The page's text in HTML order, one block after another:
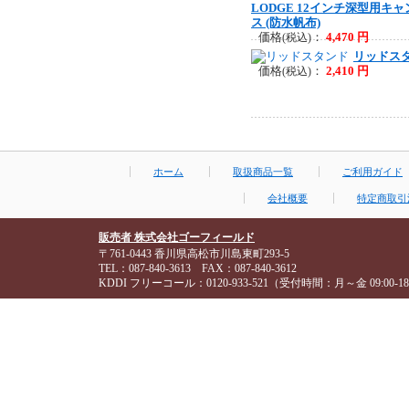
LODGE 12インチ深型用キャ
ス (防水帆布)
価格(税込)：4,470 円
リッドス
価格(税込) ： 2,410 円
ホーム 取扱商品一覧 ご利用ガイド
会社概要 特定商取
販売者 株式会社ゴーフィールド
〒761-0443 香川県高松市川島東町293-5
TEL：087-840-3613 FAX：087-840-3612
KDDI フリーコール：0120-933-521（受付時間：月～金 09:00-